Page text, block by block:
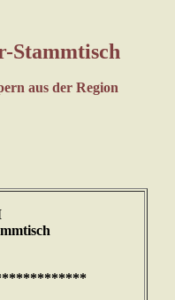
Stammtisch
aus der Region